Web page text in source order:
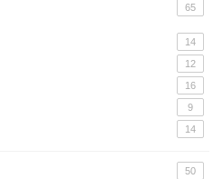
65
14
12
16
9
14
50